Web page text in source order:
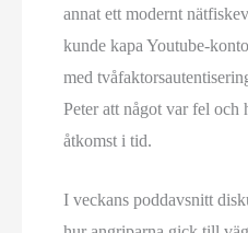
annat ett modernt
kunde kapa Youtube-
med
Peter att något var fel och
åtkomst i tid.
I veckans poddavsnitt